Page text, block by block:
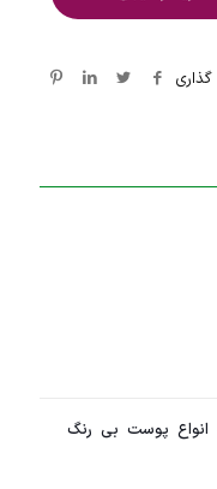
گذاری
انواع پوست بی رنگ